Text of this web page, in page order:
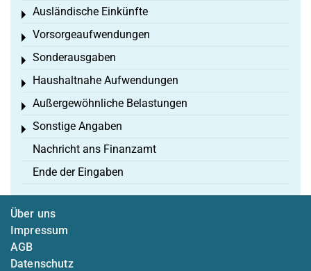
Ausländische Einkünfte
Toggle menu
Vorsorgeaufwendungen
Toggle menu
Sonderausgaben
Toggle menu
Haushaltnahe Aufwendungen
Toggle menu
Außergewöhnliche Belastungen
Toggle menu
Sonstige Angaben
Toggle menu
Nachricht ans Finanzamt
Ende der Eingaben
Über uns
Impressum
AGB
Datenschutz